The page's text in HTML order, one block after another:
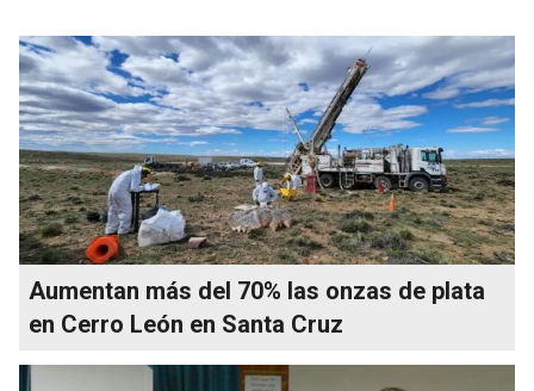
Aumentan más del 70% las onzas de plata
en Cerro León en Santa Cruz